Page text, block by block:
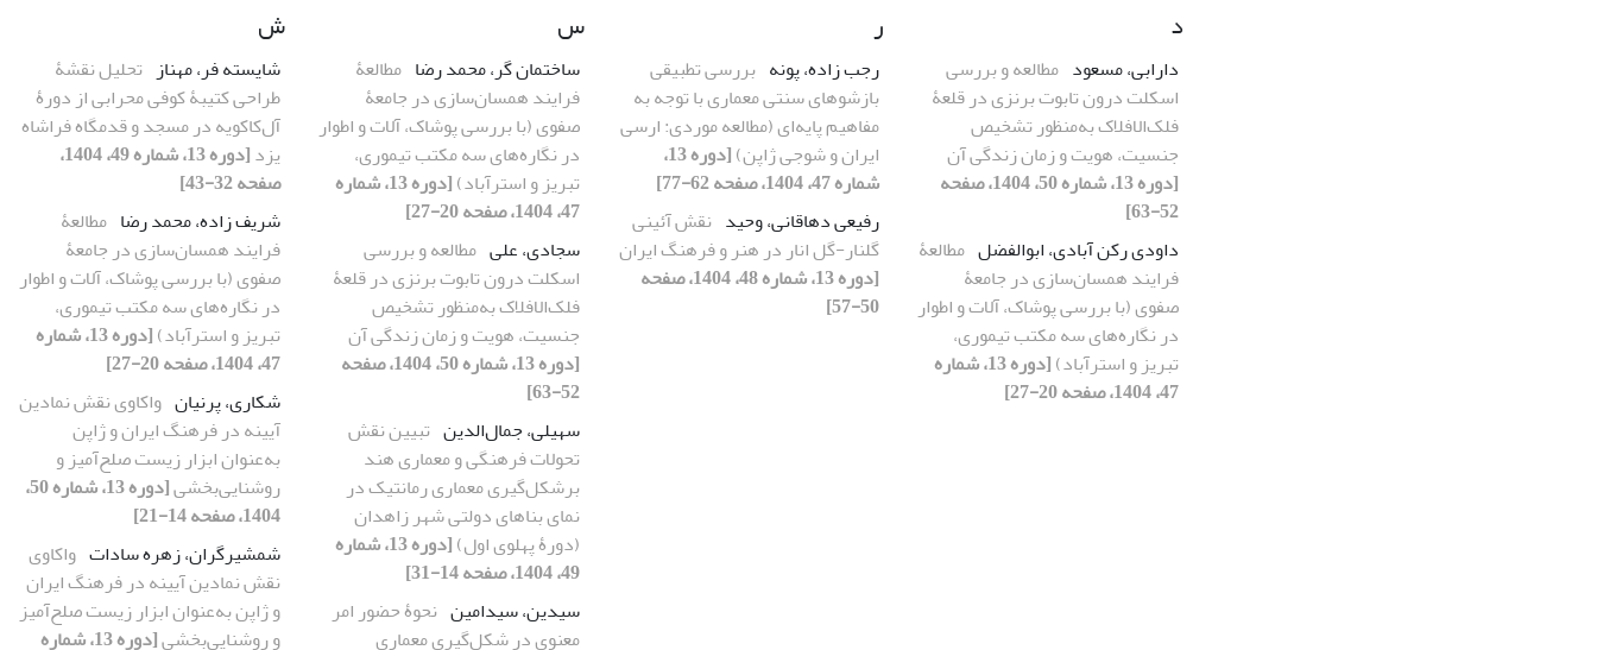
د
دارابی، مسعود مطالعه و بررسی
اسکلت درون تابوت برنزی در قلعۀ
فلک‌‌الافلاک به‌منظور تشخیص
جنسیت، هویت و زمان زندگی آن
[دوره 13، شماره 50، 1404، صفحه
52-63]
داودی رکن آبادی، ابوالفضل مطالعۀ
فرایند همسان‌سازی در جامعۀ
صفوی (با بررسی پوشاک، آلات و اطوار
در نگاره‌های سه مکتب تیموری،
تبریز و استرآباد)
[دوره 13، شماره
47، 1404، صفحه 20-27]
ر
رجب زاده، پونه بررسی تطبیقی
بازشوهای سنتی معماری با توجه به
مفاهیم پایه‌‌ای (مطالعه موردی: ارسی
ایران و شوجی ژاپن)
[دوره 13،
شماره 47، 1404، صفحه 62-77]
رفیعی دهاقانی، وحید نقش آئینی
گلنار-گل انار در هنر و فرهنگ ایران
[دوره 13، شماره 48، 1404، صفحه
50-57]
س
ساختمان گر، محمد رضا مطالعۀ
فرایند همسان‌سازی در جامعۀ
صفوی (با بررسی پوشاک، آلات و اطوار
در نگاره‌های سه مکتب تیموری،
تبریز و استرآباد)
[دوره 13، شماره
47، 1404، صفحه 20-27]
سجادی، علی مطالعه و بررسی
اسکلت درون تابوت برنزی در قلعۀ
فلک‌‌الافلاک به‌منظور تشخیص
جنسیت، هویت و زمان زندگی آن
[دوره 13، شماره 50، 1404، صفحه
52-63]
سهیلی، جمال‌الدین تبیین نقش
تحولات فرهنگی و معماری هند
برشکل‌گیری معماری رمانتیک در
نمای بناهای دولتی شهر زاهدان
(دورۀ پهلوی اول)
[دوره 13، شماره
49، 1404، صفحه 14-31]
سیدین، سیدامین نحوۀ حضور امر
معنوی در شکل‌گیری معماری
ش
شایسته فر، مهناز تحلیل نقشۀ
طراحی کتیبۀ کوفی محرابی از دورۀ
آل‌کاکویه در مسجد و قدمگاه فراشاه
یزد
[دوره 13، شماره 49، 1404،
صفحه 32-43]
شریف زاده، محمد رضا مطالعۀ
فرایند همسان‌سازی در جامعۀ
صفوی (با بررسی پوشاک، آلات و اطوار
در نگاره‌های سه مکتب تیموری،
تبریز و استرآباد)
[دوره 13، شماره
47، 1404، صفحه 20-27]
شکاری، پرنیان واکاوی نقش نمادین
آیینه در فرهنگ ایران و ژاپن
به‌عنوان ابزار زیست صلح‌آمیز و
روشنایی‌بخشی
[دوره 13، شماره 50،
1404، صفحه 14-21]
شمشیرگران، زهره سادات واکاوی
نقش نمادین آیینه در فرهنگ ایران
و ژاپن به‌عنوان ابزار زیست صلح‌آمیز
و روشنایی‌بخشی
[دوره 13، شماره